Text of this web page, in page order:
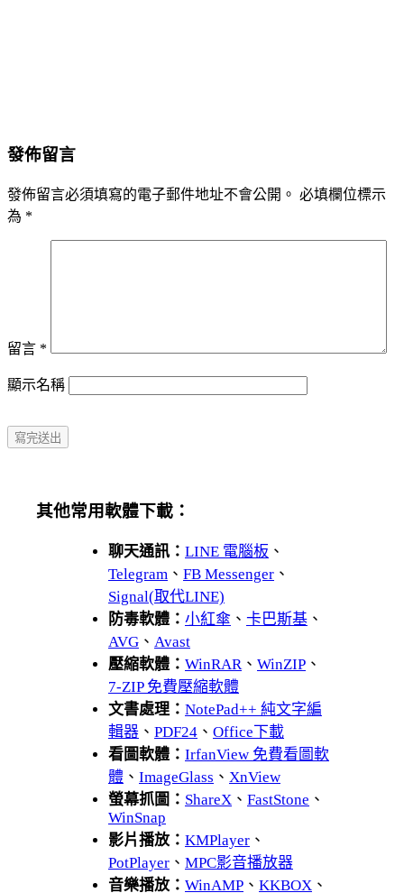
發佈留言
發佈留言必須填寫的電子郵件地址不會公開。 必填欄位標示
為 *
留言 *
顯示名稱
其他常用軟體下載：
聊天通訊： LINE 電腦板 、
Telegram 、 FB Messenger 、
Signal(取代LINE)
防毒軟體： 小紅傘 、 卡巴斯基 、
AVG 、 Avast
壓縮軟體： WinRAR 、 WinZIP 、
7-ZIP 免費壓縮軟體
文書處理： NotePad++ 純文字編
輯器 、 PDF24 、 Office下載
看圖軟體： IrfanView 免費看圖軟
體 、 ImageGlass 、 XnView
螢幕抓圖： ShareX 、 FastStone 、
WinSnap
影片播放： KMPlayer 、
PotPlayer 、 MPC影音播放器
音樂播放： WinAMP 、 KKBOX 、